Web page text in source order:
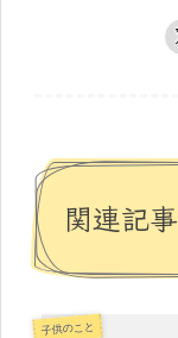
関連記事
子供のこと